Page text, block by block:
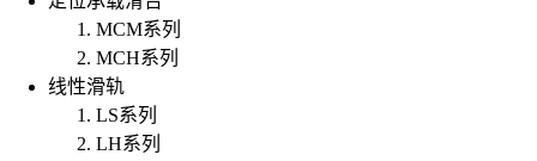
MCM系列
MCH系列
线性滑轨
LS系列
LH系列